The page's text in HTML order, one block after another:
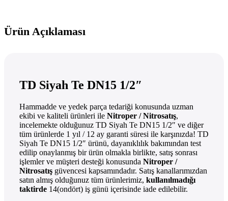
Ürün Açıklaması
TD Siyah Te DN15 1/2″
Hammadde ve yedek parça tedariği konusunda uzman
ekibi ve kaliteli ürünleri ile Nitroper / Nitrosatış,
incelemekte olduğunuz TD Siyah Te DN15 1/2″ ve diğer
tüm ürünlerde 1 yıl / 12 ay garanti süresi ile karşınızda! TD
Siyah Te DN15 1/2″ ürünü, dayanıklılık bakımından test
edilip onaylanmış bir ürün olmakla birlikte, satış sonrası
işlemler ve müşteri desteği konusunda Nitroper /
Nitrosatış güvencesi kapsamındadır. Satış kanallarımızdan
satın almış olduğunuz tüm ürünlerimiz, kullanılmadığı
taktirde 14(ondört) iş günü içerisinde iade edilebilir.